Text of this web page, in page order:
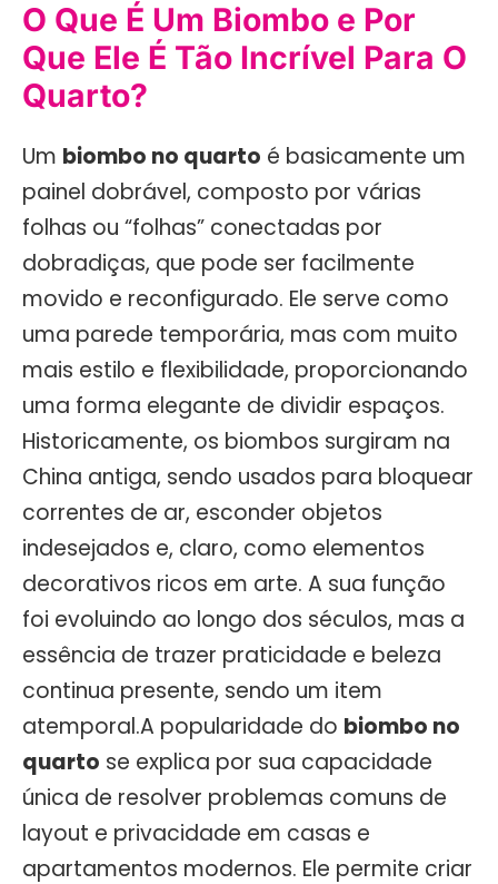
O Que É Um Biombo e Por
Que Ele É Tão Incrível Para O
Quarto?
Um biombo no quarto é basicamente um
painel dobrável, composto por várias
folhas ou “folhas” conectadas por
dobradiças, que pode ser facilmente
movido e reconfigurado. Ele serve como
uma parede temporária, mas com muito
mais estilo e flexibilidade, proporcionando
uma forma elegante de dividir espaços.
Historicamente, os biombos surgiram na
China antiga, sendo usados para bloquear
correntes de ar, esconder objetos
indesejados e, claro, como elementos
decorativos ricos em arte. A sua função
foi evoluindo ao longo dos séculos, mas a
essência de trazer praticidade e beleza
continua presente, sendo um item
atemporal.A popularidade do biombo no
quarto se explica por sua capacidade
única de resolver problemas comuns de
layout e privacidade em casas e
apartamentos modernos. Ele permite criar